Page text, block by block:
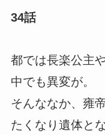
34話
都では長楽公主
中でも異変が。
そんななか、雍
たくなり遺体と